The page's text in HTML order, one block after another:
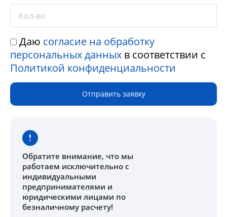
Даю согласие на обработку
персональных данных в соответствии с
Политикой конфиденциальности
Отправить заявку
Обратите внимание, что мы
работаем исключительно с
индивидуальными
предпринимателями и
юридическими лицами по
безналичному расчету!